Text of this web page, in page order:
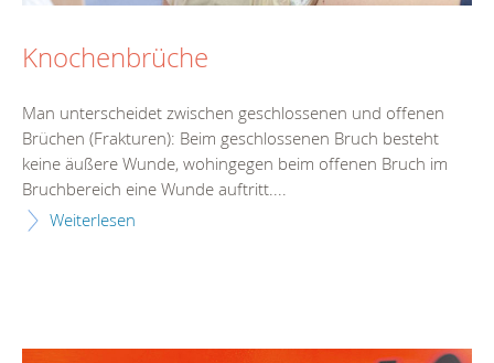
Knochenbrüche
Man unterscheidet zwischen geschlossenen und offenen
Brüchen (Frakturen): Beim geschlossenen Bruch besteht
keine äußere Wunde, wohingegen beim offenen Bruch im
Bruchbereich eine Wunde auftritt....
Weiterlesen